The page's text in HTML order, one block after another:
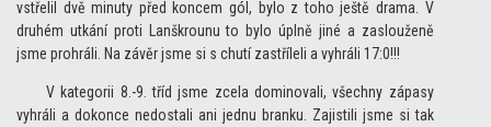
vstřelil dvě minuty před koncem gól, bylo z toho ještě drama. V
druhém utkání proti Lanškrounu to bylo úplně jiné a zaslouženě
jsme prohráli. Na závěr jsme si s chutí zastříleli a vyhráli 17:0!!!
V kategorii 8.-9. tříd jsme zcela dominovali, všechny zápasy
vyhráli a dokonce nedostali ani jednu branku. Zajistili jsme si tak